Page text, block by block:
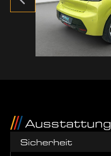
Ausstattung
Sicherheit